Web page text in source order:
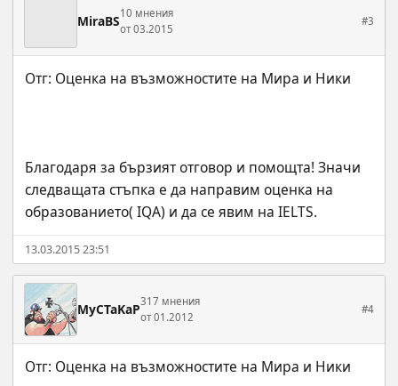
MiraBS10 мнения
от 03.2015
#3
Благодаря за бързият отговор и помощта! Значи
следващата стъпка е да направим оценка на
образованието( IQA) и да се явим на IELTS.
13.03.2015 23:51
MyCTaKaP317 мнения
от 01.2012
#4